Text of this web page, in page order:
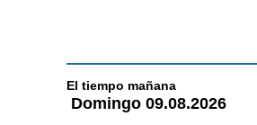
El tiempo mañana
Domingo 09.08.2026